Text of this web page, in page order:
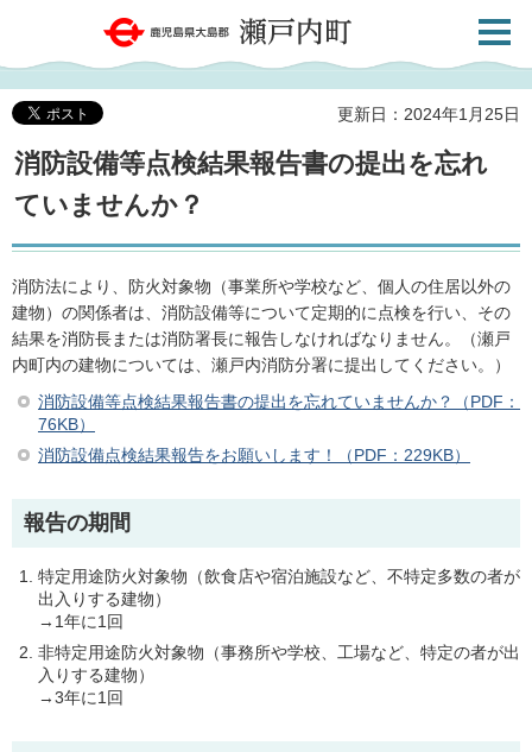
鹿児島県大島郡 瀬戸内町
共通メ
更新日：2024年1月25日
消防設備等点検結果報告書の提出を忘れ
ていませんか？
消防法により、防火対象物（事業所や学校など、個人の住居以外の
建物）の関係者は、消防設備等について定期的に点検を行い、その
結果を消防長または消防署長に報告しなければなりません。（瀬戸
内町内の建物については、瀬戸内消防分署に提出してください。）
消防設備等点検結果報告書の提出を忘れていませんか？（PDF：
76KB）
消防設備点検結果報告をお願いします！（PDF：229KB）
報告の期間
特定用途防火対象物（飲食店や宿泊施設など、不特定多数の者が
出入りする建物）
→1年に1回
非特定用途防火対象物（事務所や学校、工場など、特定の者が出
入りする建物）
→3年に1回